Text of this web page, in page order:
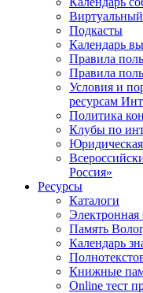
Подкасты
Календарь
Правила
Правила
Условия и
ресурсам
Политика
Клубы по
Россия»
Ресурсы
Каталоги
Электронная
Память
Календарь
Книжные
Online тест